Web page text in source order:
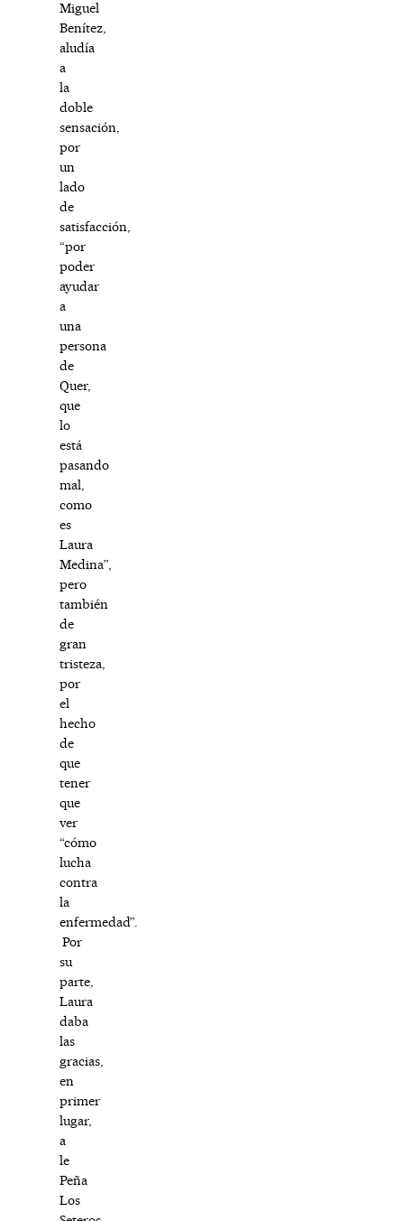
Miguel
Benítez,
aludía
a
la
doble
sensación,
por
un
lado
de
satisfacción,
“por
poder
ayudar
a
una
persona
de
Quer,
que
lo
está
pasando
mal,
como
es
Laura
Medina”,
pero
también
de
gran
tristeza,
por
el
hecho
de
que
tener
que
ver
“cómo
lucha
contra
la
enfermedad”.
Por
su
parte,
Laura
daba
las
gracias,
en
primer
lugar,
a
le
Peña
Los